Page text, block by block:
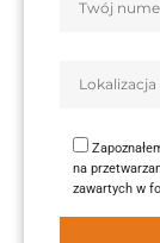
na
zawartych w